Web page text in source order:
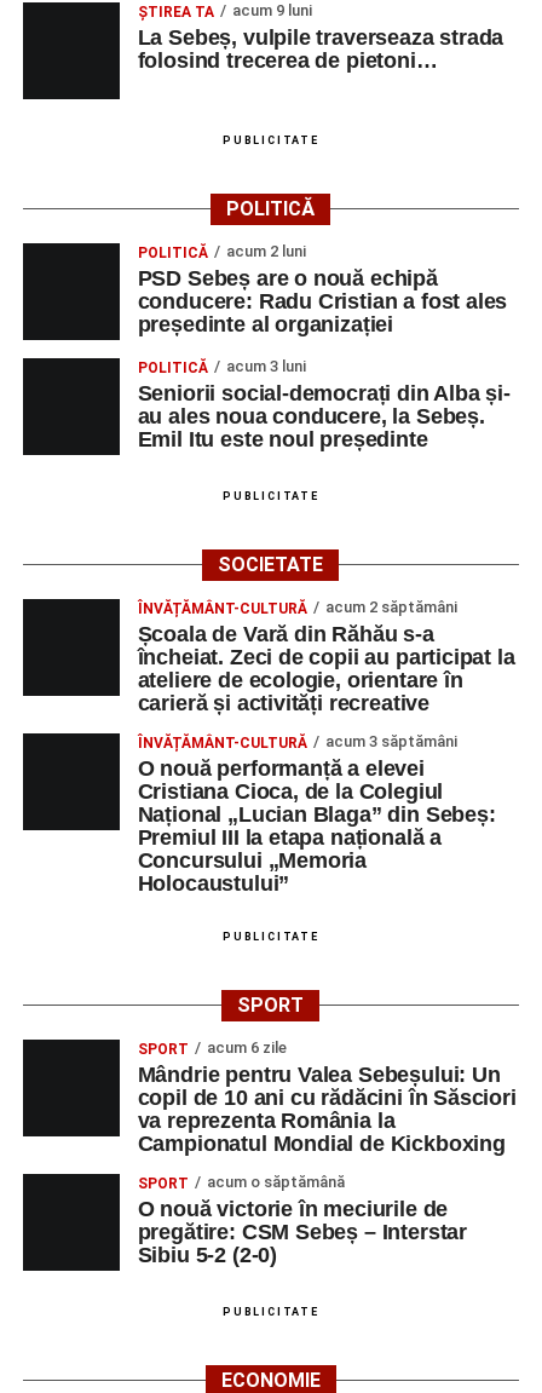
ŞTIREA TA acum 9 luni
La Sebeș, vulpile traverseaza strada
folosind trecerea de pietoni…
PUBLICITATE
POLITICĂ
POLITICĂ acum 2 luni
PSD Sebeș are o nouă echipă
conducere: Radu Cristian a fost ales
președinte al organizației
POLITICĂ acum 3 luni
Seniorii social-democrați din Alba și-
au ales noua conducere, la Sebeș.
Emil Itu este noul președinte
PUBLICITATE
SOCIETATE
ÎNVĂȚĂMÂNT-CULTURĂ acum 2 săptămâni
Școala de Vară din Răhău s-a
încheiat. Zeci de copii au participat la
ateliere de ecologie, orientare în
carieră și activități recreative
ÎNVĂȚĂMÂNT-CULTURĂ acum 3 săptămâni
O nouă performanță a elevei
Cristiana Cioca, de la Colegiul
Național „Lucian Blaga” din Sebeș:
Premiul III la etapa națională a
Concursului „Memoria
Holocaustului”
PUBLICITATE
SPORT
SPORT acum 6 zile
Mândrie pentru Valea Sebeșului: Un
copil de 10 ani cu rădăcini în Săsciori
va reprezenta România la
Campionatul Mondial de Kickboxing
SPORT acum o săptămână
O nouă victorie în meciurile de
pregătire: CSM Sebeș – Interstar
Sibiu 5-2 (2-0)
PUBLICITATE
ECONOMIE